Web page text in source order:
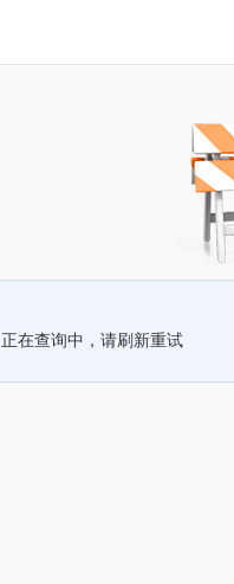
正在查询中，请刷新重试